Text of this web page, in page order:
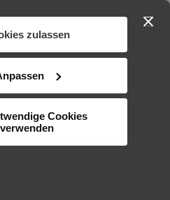
zulassen
Cookies
verwenden
Mein
Search
KUNDENSERVICE